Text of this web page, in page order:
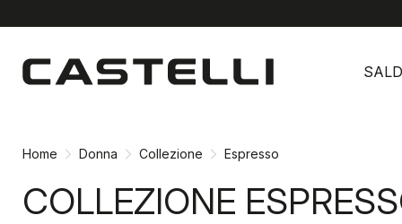
contenuto
navigazione
Home Donna Collezione Espresso
COLLEZIONE